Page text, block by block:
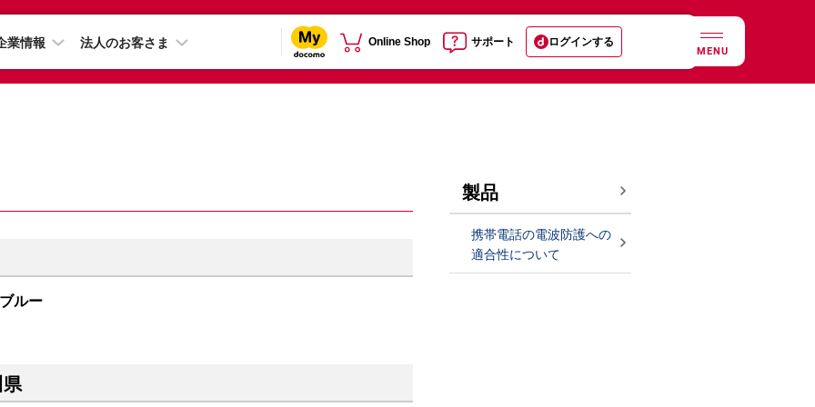
業情報 法人のお客さま Online Shop サポート ログインする
MENU
ルー
県
製品
携帯電話の電波防護への
適合性について